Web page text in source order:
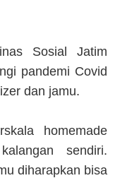
Sosial Jatim
pandemi Covid
dan jamu.
homemade
sendiri.
diharapkan bisa